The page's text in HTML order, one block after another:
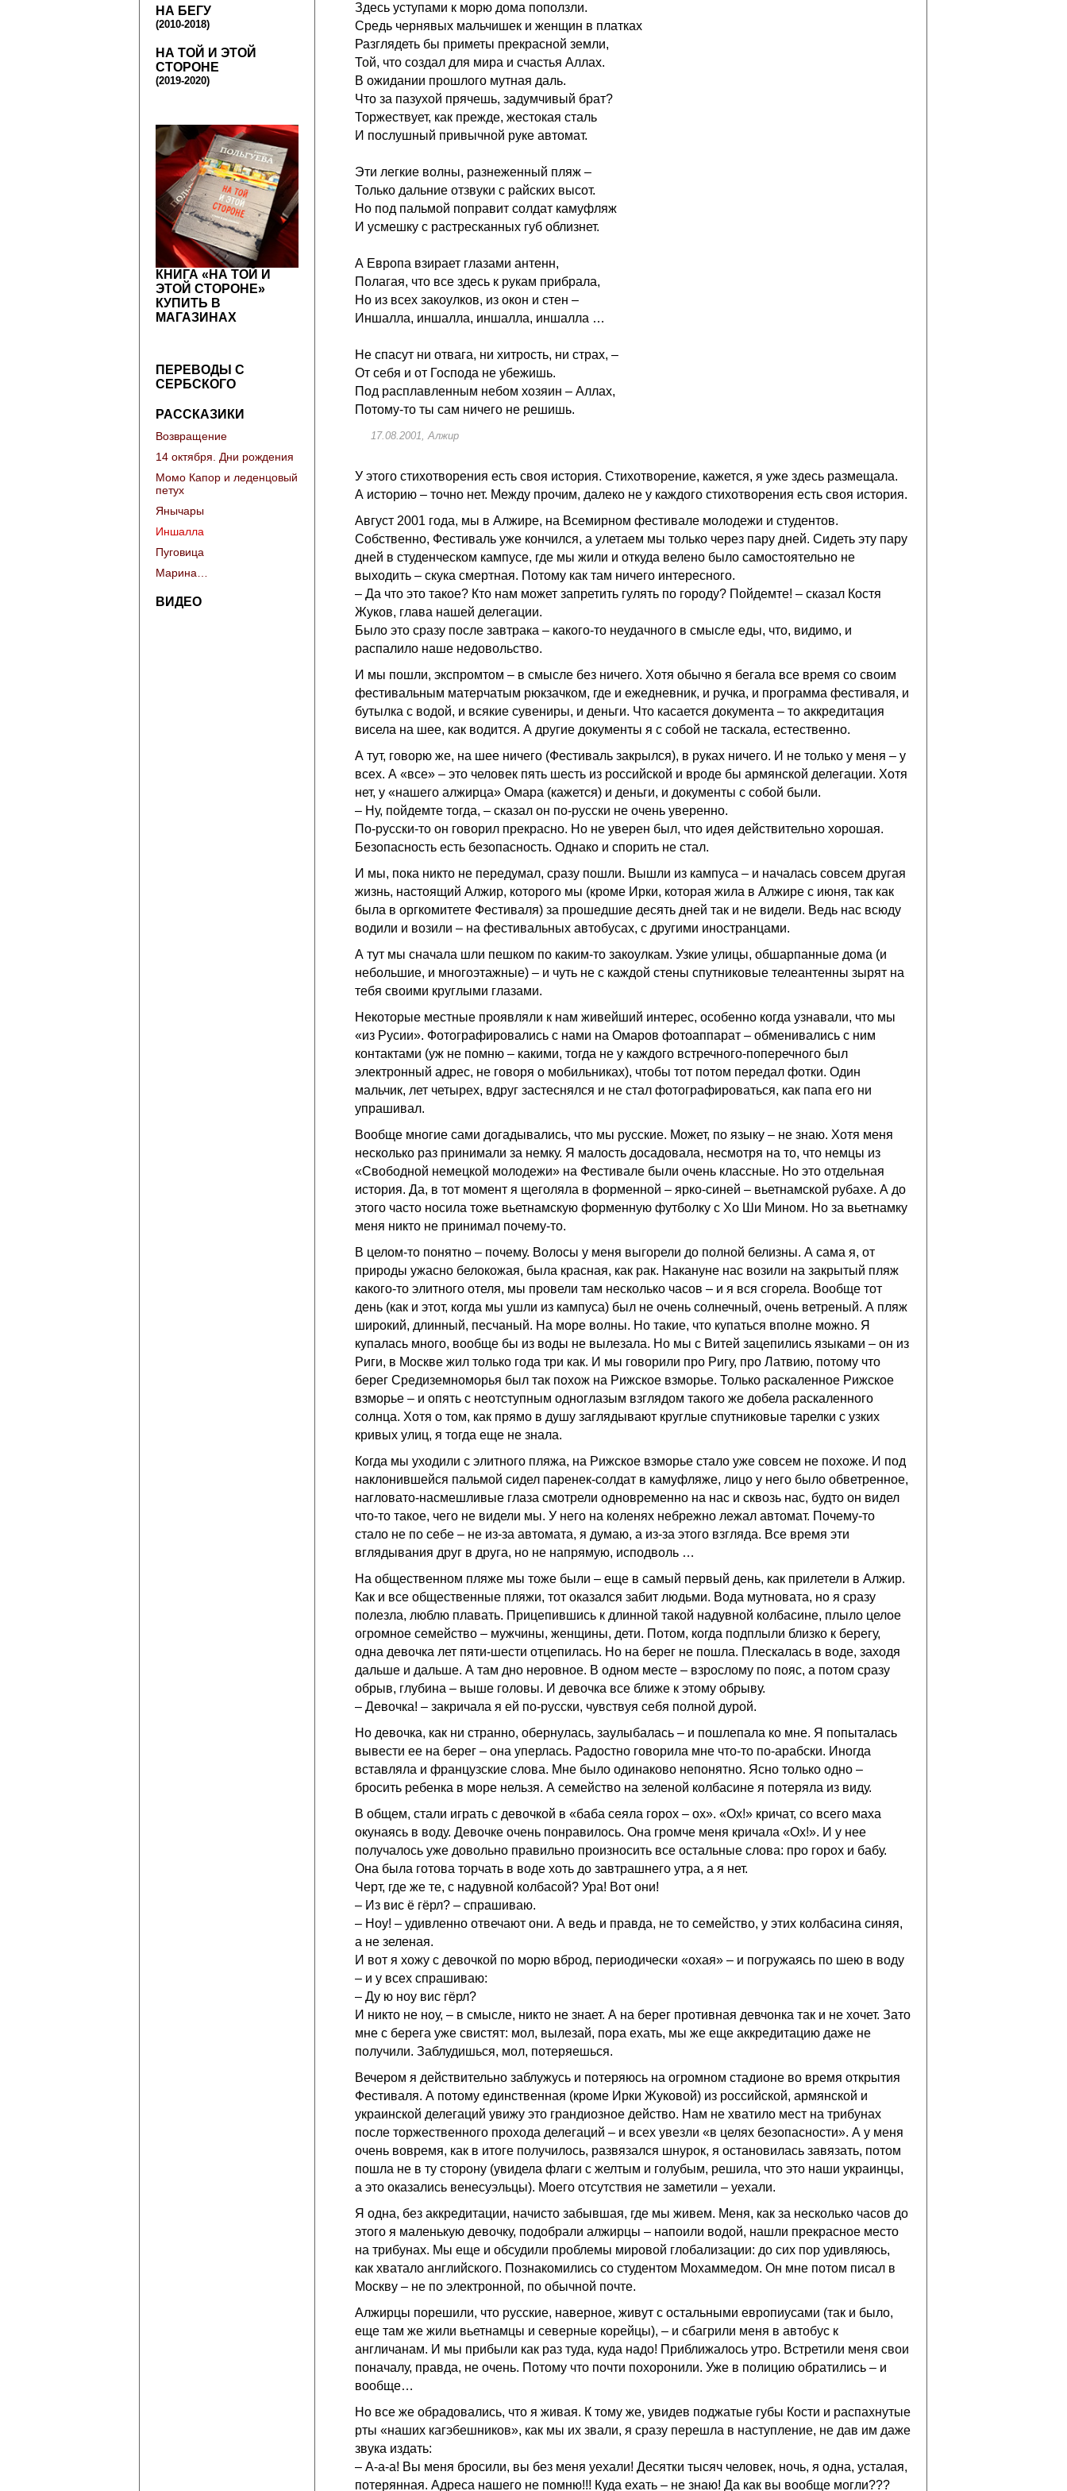
НА БЕГУ
(2010-2018)
НА ТОЙ И ЭТОЙ
СТОРОНЕ
(2019-2020)
КНИГА «НА ТОЙ И
ЭТОЙ СТОРОНЕ»
КУПИТЬ В
МАГАЗИНАХ
ПЕРЕВОДЫ С
СЕРБСКОГО
РАССКАЗИКИ
Возвращение
14 октября. Дни рождения
Момо Капор и леденцовый
петух
Янычары
Иншалла
Пуговица
Марина…
ВИДЕО
Здесь уступами к морю дома поползли.
Средь чернявых мальчишек и женщин в платках
Разглядеть бы приметы прекрасной земли,
Той, что создал для мира и счастья Аллах.
В ожидании прошлого мутная даль.
Что за пазухой прячешь, задумчивый брат?
Торжествует, как прежде, жестокая сталь
И послушный привычной руке автомат.
Эти легкие волны, разнеженный пляж –
Только дальние отзвуки с райских высот.
Но под пальмой поправит солдат камуфляж
И усмешку с растресканных губ облизнет.
А Европа взирает глазами антенн,
Полагая, что все здесь к рукам прибрала,
Но из всех закоулков, из окон и стен –
Иншалла, иншалла, иншалла, иншалла …
Не спасут ни отвага, ни хитрость, ни страх, –
От себя и от Господа не убежишь.
Под расплавленным небом хозяин – Аллах,
Потому-то ты сам ничего не решишь.
17.08.2001, Алжир
У этого стихотворения есть своя история. Стихотворение, кажется, я уже здесь размещала.
А историю – точно нет. Между прочим, далеко не у каждого стихотворения есть своя история.
Август 2001 года, мы в Алжире, на Всемирном фестивале молодежи и студентов.
Собственно, Фестиваль уже кончился, а улетаем мы только через пару дней. Сидеть эту пару
дней в студенческом кампусе, где мы жили и откуда велено было самостоятельно не
выходить – скука смертная. Потому как там ничего интересного.
– Да что это такое? Кто нам может запретить гулять по городу? Пойдемте! – сказал Костя
Жуков, глава нашей делегации.
Было это сразу после завтрака – какого-то неудачного в смысле еды, что, видимо, и
распалило наше недовольство.
И мы пошли, экспромтом – в смысле без ничего. Хотя обычно я бегала все время со своим
фестивальным матерчатым рюкзачком, где и ежедневник, и ручка, и программа фестиваля, и
бутылка с водой, и всякие сувениры, и деньги. Что касается документа – то аккредитация
висела на шее, как водится. А другие документы я с собой не таскала, естественно.
А тут, говорю же, на шее ничего (Фестиваль закрылся), в руках ничего. И не только у меня – у
всех. А «все» – это человек пять шесть из российской и вроде бы армянской делегации. Хотя
нет, у «нашего алжирца» Омара (кажется) и деньги, и документы с собой были.
– Ну, пойдемте тогда, – сказал он по-русски не очень уверенно.
По-русски-то он говорил прекрасно. Но не уверен был, что идея действительно хорошая.
Безопасность есть безопасность. Однако и спорить не стал.
И мы, пока никто не передумал, сразу пошли. Вышли из кампуса – и началась совсем другая
жизнь, настоящий Алжир, которого мы (кроме Ирки, которая жила в Алжире с июня, так как
была в оргкомитете Фестиваля) за прошедшие десять дней так и не видели. Ведь нас всюду
водили и возили – на фестивальных автобусах, с другими иностранцами.
А тут мы сначала шли пешком по каким-то закоулкам. Узкие улицы, обшарпанные дома (и
небольшие, и многоэтажные) – и чуть не с каждой стены спутниковые телеантенны зырят на
тебя своими круглыми глазами.
Некоторые местные проявляли к нам живейший интерес, особенно когда узнавали, что мы
«из Русии». Фотографировались с нами на Омаров фотоаппарат – обменивались с ним
контактами (уж не помню – какими, тогда не у каждого встречного-поперечного был
электронный адрес, не говоря о мобильниках), чтобы тот потом передал фотки. Один
мальчик, лет четырех, вдруг застеснялся и не стал фотографироваться, как папа его ни
упрашивал.
Вообще многие сами догадывались, что мы русские. Может, по языку – не знаю. Хотя меня
несколько раз принимали за немку. Я малость досадовала, несмотря на то, что немцы из
«Свободной немецкой молодежи» на Фестивале были очень классные. Но это отдельная
история. Да, в тот момент я щеголяла в форменной – ярко-синей – вьетнамской рубахе. А до
этого часто носила тоже вьетнамскую форменную футболку с Хо Ши Мином. Но за вьетнамку
меня никто не принимал почему-то.
В целом-то понятно – почему. Волосы у меня выгорели до полной белизны. А сама я, от
природы ужасно белокожая, была красная, как рак. Накануне нас возили на закрытый пляж
какого-то элитного отеля, мы провели там несколько часов – и я вся сгорела. Вообще тот
день (как и этот, когда мы ушли из кампуса) был не очень солнечный, очень ветреный. А пляж
широкий, длинный, песчаный. На море волны. Но такие, что купаться вполне можно. Я
купалась много, вообще бы из воды не вылезала. Но мы с Витей зацепились языками – он из
Риги, в Москве жил только года три как. И мы говорили про Ригу, про Латвию, потому что
берег Средиземноморья был так похож на Рижское взморье. Только раскаленное Рижское
взморье – и опять с неотступным одноглазым взглядом такого же добела раскаленного
солнца. Хотя о том, как прямо в душу заглядывают круглые спутниковые тарелки с узких
кривых улиц, я тогда еще не знала.
Когда мы уходили с элитного пляжа, на Рижское взморье стало уже совсем не похоже. И под
наклонившейся пальмой сидел паренек-солдат в камуфляже, лицо у него было обветренное,
нагловато-насмешливые глаза смотрели одновременно на нас и сквозь нас, будто он видел
что-то такое, чего не видели мы. У него на коленях небрежно лежал автомат. Почему-то
стало не по себе – не из-за автомата, я думаю, а из-за этого взгляда. Все время эти
вглядывания друг в друга, но не напрямую, исподволь …
На общественном пляже мы тоже были – еще в самый первый день, как прилетели в Алжир.
Как и все общественные пляжи, тот оказался забит людьми. Вода мутновата, но я сразу
полезла, люблю плавать. Прицепившись к длинной такой надувной колбасине, плыло целое
огромное семейство – мужчины, женщины, дети. Потом, когда подплыли близко к берегу,
одна девочка лет пяти-шести отцепилась. Но на берег не пошла. Плескалась в воде, заходя
дальше и дальше. А там дно неровное. В одном месте – взрослому по пояс, а потом сразу
обрыв, глубина – выше головы. И девочка все ближе к этому обрыву.
– Девочка! – закричала я ей по-русски, чувствуя себя полной дурой.
Но девочка, как ни странно, обернулась, заулыбалась – и пошлепала ко мне. Я попыталась
вывести ее на берег – она уперлась. Радостно говорила мне что-то по-арабски. Иногда
вставляла и французские слова. Мне было одинаково непонятно. Ясно только одно –
бросить ребенка в море нельзя. А семейство на зеленой колбасине я потеряла из виду.
В общем, стали играть с девочкой в «баба сеяла горох – ох». «Ох!» кричат, со всего маха
окунаясь в воду. Девочке очень понравилось. Она громче меня кричала «Ох!». И у нее
получалось уже довольно правильно произносить все остальные слова: про горох и бабу.
Она была готова торчать в воде хоть до завтрашнего утра, а я нет.
Черт, где же те, с надувной колбасой? Ура! Вот они!
– Из вис ё гёрл? – спрашиваю.
– Ноу! – удивленно отвечают они. А ведь и правда, не то семейство, у этих колбасина синяя,
а не зеленая.
И вот я хожу с девочкой по морю вброд, периодически «охая» – и погружаясь по шею в воду
– и у всех спрашиваю:
– Ду ю ноу вис гёрл?
И никто не ноу, – в смысле, никто не знает. А на берег противная девчонка так и не хочет. Зато
мне с берега уже свистят: мол, вылезай, пора ехать, мы же еще аккредитацию даже не
получили. Заблудишься, мол, потеряешься.
Вечером я действительно заблужусь и потеряюсь на огромном стадионе во время открытия
Фестиваля. А потому единственная (кроме Ирки Жуковой) из российской, армянской и
украинской делегаций увижу это грандиозное действо. Нам не хватило мест на трибунах
после торжественного прохода делегаций – и всех увезли «в целях безопасности». А у меня
очень вовремя, как в итоге получилось, развязался шнурок, я остановилась завязать, потом
пошла не в ту сторону (увидела флаги с желтым и голубым, решила, что это наши украинцы,
а это оказались венесуэльцы). Моего отсутствия не заметили – уехали.
Я одна, без аккредитации, начисто забывшая, где мы живем. Меня, как за несколько часов до
этого я маленькую девочку, подобрали алжирцы – напоили водой, нашли прекрасное место
на трибунах. Мы еще и обсудили проблемы мировой глобализации: до сих пор удивляюсь,
как хватало английского. Познакомились со студентом Мохаммедом. Он мне потом писал в
Москву – не по электронной, по обычной почте.
Алжирцы порешили, что русские, наверное, живут с остальными европиусами (так и было,
еще там же жили вьетнамцы и северные корейцы), – и сбагрили меня в автобус к
англичанам. И мы прибыли как раз туда, куда надо! Приближалось утро. Встретили меня свои
поначалу, правда, не очень. Потому что почти похоронили. Уже в полицию обратились – и
вообще…
Но все же обрадовались, что я живая. К тому же, увидев поджатые губы Кости и распахнутые
рты «наших кагэбешников», как мы их звали, я сразу перешла в наступление, не дав им даже
звука издать:
– А-а-а! Вы меня бросили, вы без меня уехали! Десятки тысяч человек, ночь, я одна, усталая,
потерянная. Адреса нашего не помню!!! Куда ехать – не знаю! Да как вы вообще могли???